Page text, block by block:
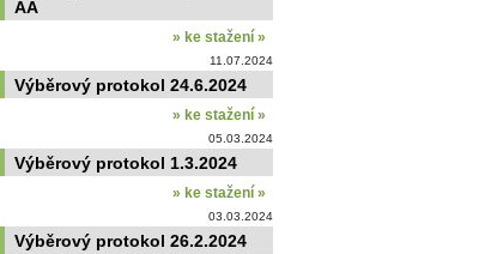
AA
» ke stažení »
11.07.2024
Výběrový protokol 24.6.2024
» ke stažení »
05.03.2024
Výběrový protokol 1.3.2024
» ke stažení »
03.03.2024
Výběrový protokol 26.2.2024